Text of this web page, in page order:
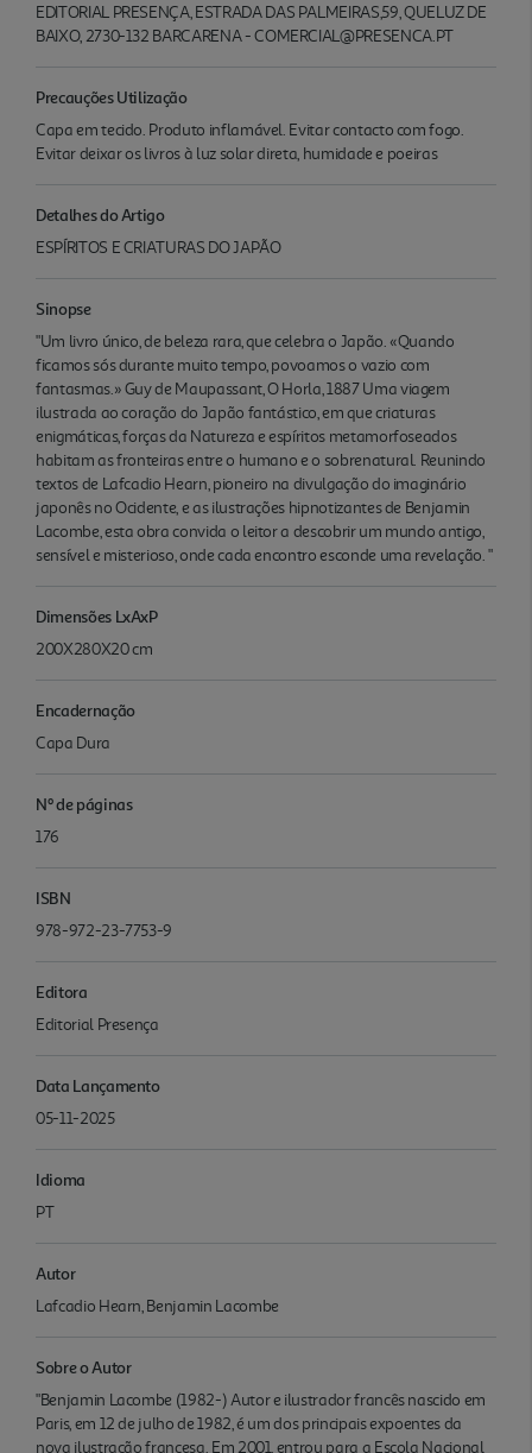
EDITORIAL PRESENÇA, ESTRADA DAS PALMEIRAS,59, QUELUZ DE
BAIXO, 2730-132 BARCARENA - COMERCIAL@PRESENCA.PT
Precauções Utilização
Capa em tecido. Produto inflamável. Evitar contacto com fogo.
Evitar deixar os livros à luz solar direta, humidade e poeiras
Detalhes do Artigo
ESPÍRITOS E CRIATURAS DO JAPÃO
Sinopse
"Um livro único, de beleza rara, que celebra o Japão. «Quando
ficamos sós durante muito tempo, povoamos o vazio com
fantasmas.» Guy de Maupassant, O Horla, 1887 Uma viagem
ilustrada ao coração do Japão fantástico, em que criaturas
enigmáticas, forças da Natureza e espíritos metamorfoseados
habitam as fronteiras entre o humano e o sobrenatural. Reunindo
textos de Lafcadio Hearn, pioneiro na divulgação do imaginário
japonês no Ocidente, e as ilustrações hipnotizantes de Benjamin
Lacombe, esta obra convida o leitor a descobrir um mundo antigo,
sensível e misterioso, onde cada encontro esconde uma revelação. "
Dimensões LxAxP
200X280X20 cm
Encadernação
Capa Dura
Nº de páginas
176
ISBN
978-972-23-7753-9
Editora
Editorial Presença
Data Lançamento
05-11-2025
Idioma
PT
Autor
Lafcadio Hearn, Benjamin Lacombe
Sobre o Autor
"Benjamin Lacombe (1982-) Autor e ilustrador francês nascido em
Paris, em 12 de julho de 1982, é um dos principais expoentes da
nova ilustração francesa. Em 2001, entrou para a Escola Nacional